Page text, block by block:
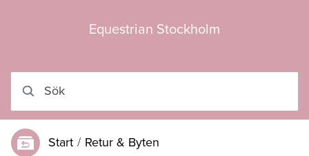
Equestrian Stockholm
Du är här:Start / Retur & Byten